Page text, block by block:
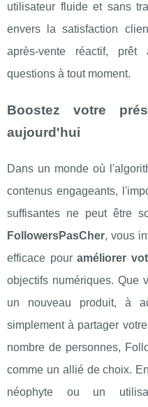
utilisateur fluide et sans
envers la satisfaction
après-vente réactif,
questions à tout moment.
Boostez votre
aujourd'hui
Dans un monde où
contenus engageants,
suffisantes ne peut être
FollowersPasCher, vous
efficace pouraméliorer
objectifs numériques. Que
un nouveau produit, à
simplement à partager
nombre de personnes,
comme un allié de choix.
néophyte ou un